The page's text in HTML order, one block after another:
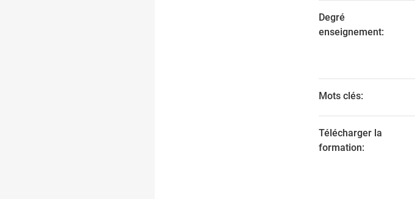
Degré
enseignement:
Mots clés:
Télécharger la
formation: